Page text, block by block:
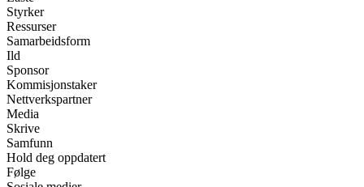
Styrker
Ressurser
Samarbeidsform
Ild
Sponsor
Kommisjonstaker
Nettverkspartner
Media
Skrive
Samfunn
Hold deg oppdatert
Følge